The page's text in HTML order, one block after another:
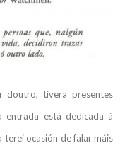
tivera presentes
entrada está dedicada á
terei ocasión de falar máis